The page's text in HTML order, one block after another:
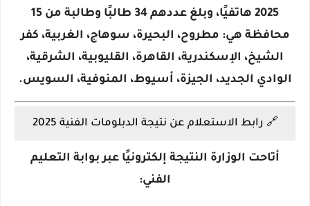
2025 هاتفيًا، وبلغ عددهم
34 طالبًا وطالبة من 15
محافظة هي: مطروح، البحيرة، سوهاج، الغربية، كفر
الشيخ، الإسكندرية، القاهرة، القليوبية، الشرقية،
الوادي الجديد، الجيزة، أسيوط، المنوفية، السويس.
🔗 رابط الاستعلام عن نتيجة الدبلومات الفنية 2025
أتاحت الوزارة النتيجة إلكترونيًا عبر بوابة التعليم
الفني: